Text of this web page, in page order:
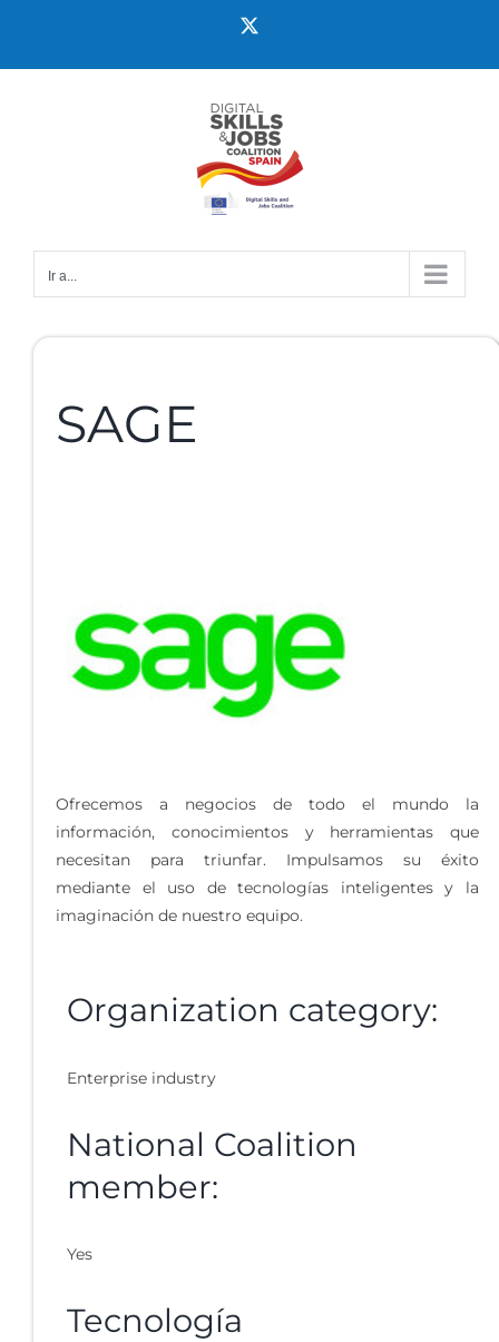
Ir a...
SAGE
Ofrecemos a negocios de todo el mundo la
información, conocimientos y herramientas que
necesitan para triunfar. Impulsamos su éxito
mediante el uso de tecnologías inteligentes y la
imaginación de nuestro equipo.
Organization category:
Enterprise industry
National Coalition
member:
Yes
Tecnología